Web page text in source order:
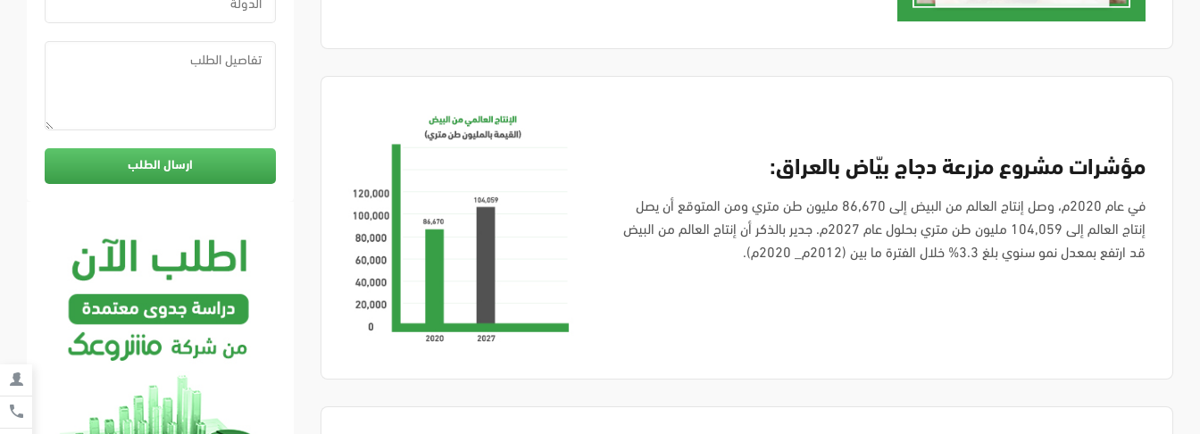
مؤشرات مشروع مزرعة دجاج بيّاض بالعراق:
في عام 2020م، وصل إنتاج العالم من البيض إلى 86,670 مليون طن متري ومن المتوقع أن يصل
إنتاج العالم إلى 104,059 مليون طن متري بحلول عام 2027م. جدير بالذكر أن إنتاج العالم من البيض
قد ارتفع بمعدل نمو سنوي بلغ 3.3% خلال الفترة ما بين (2012م_ 2020م).